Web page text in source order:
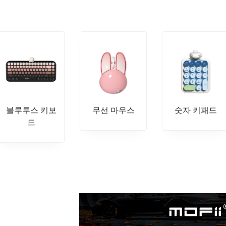
블루투스 키보
드
무선 마우스 숫자 키패드